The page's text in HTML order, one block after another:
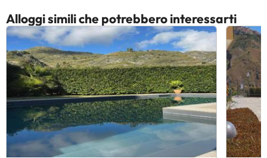
Alloggi simili che potrebbero interessarti